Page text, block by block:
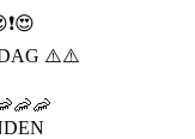
⚠️⚠️